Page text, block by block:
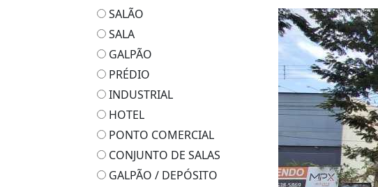
SALÃO
SALA
GALPÃO
PRÉDIO
INDUSTRIAL
HOTEL
PONTO COMERCIAL
CONJUNTO DE SALAS
GALPÃO / DEPÓSITO